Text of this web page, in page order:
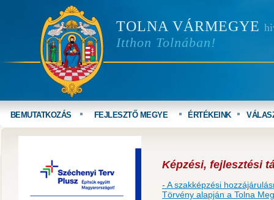
TOLNA VÁRMEGYE
Itthon Tolnában!
BEMUTATKOZÁS FEJLESZTŐ MEGYE ÉRTÉKEINK
Képzési, fejlesztési
- A szakképzési
Törvény alapján a Tolna